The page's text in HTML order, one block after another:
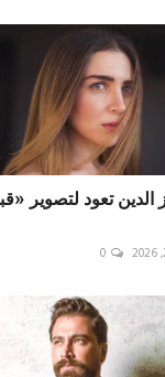
تعود لتصوير
0